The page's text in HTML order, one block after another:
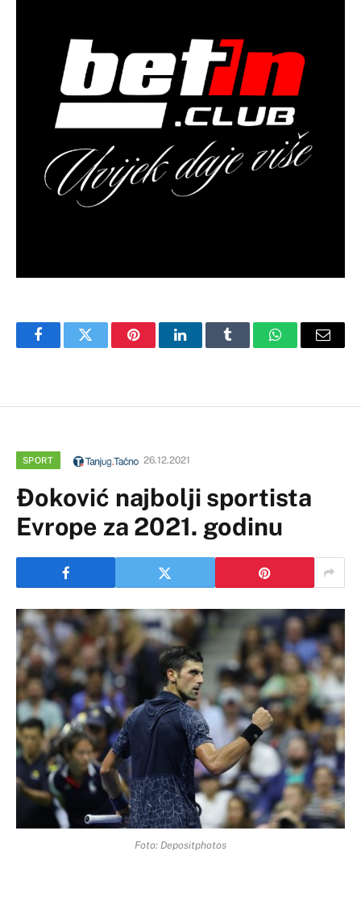
FacebookTwitter PinterestLinkedInTumblr WhatsAppEmail
SPORT 26.12.2021
Ðoković najbolji sportista
Evrope za 2021. godinu
Foto: Depositphotos